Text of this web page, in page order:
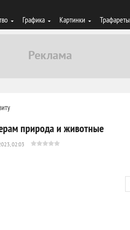
Графика Картинки Трафареты
природа и животные
02:03